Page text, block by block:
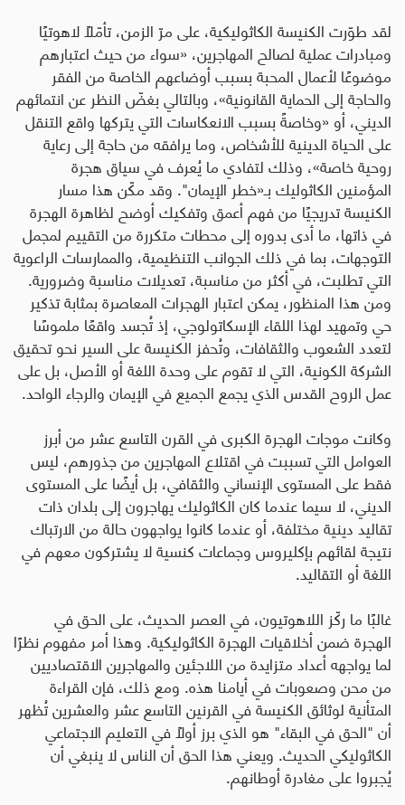
لقد طوّرت الكنيسة الكاثوليكية، على مرّ الزمن، تأمّلاً لاهوتيًا
ومبادرات عملية لصالح المهاجرين، «سواء من حيث اعتبارهم
موضوعًا لأعمال المحبة بسبب أوضاعهم الخاصة من الفقر
والحاجة إلى الحماية القانونية»، وبالتالي بغضّ النظر عن انتمائهم
الديني، أو «وخاصةً بسبب الانعكاسات التي يتركها واقع التنقل
على الحياة الدينية للأشخاص، وما يرافقه من حاجة إلى رعاية
روحية خاصة»، وذلك لتفادي ما يُعرف في سياق هجرة
المؤمنين الكاثوليك بـ«خطر الإيمان". وقد مكّن هذا مسار
الكنيسة تدريجيًا من فهم أعمق وتفكيك أوضح لظاهرة الهجرة
في ذاتها، ما أدى بدوره إلى محطات متكررة من التقييم لمجمل
التوجهات، بما في ذلك الجوانب التنظيمية، والممارسات الراعوية
التي تطلبت، في أكثر من مناسبة، تعديلات مناسبة وضرورية.
ومن هذا المنظور، يمكن اعتبار الهجرات المعاصرة بمثابة تذكير
حي وتمهيد لهذا اللقاء الإسكاتولوجي، إذ تُجسد واقعًا ملموسًا
لتعدد الشعوب والثقافات، وتُحفز الكنيسة على السير نحو تحقيق
الشركة الكونية، التي لا تقوم على وحدة اللغة أو الأصل، بل على
عمل الروح القدس الذي يجمع الجميع في الإيمان والرجاء الواحد.
وكانت موجات الهجرة الكبرى في القرن التاسع عشر من أبرز
العوامل التي تسببت في اقتلاع المهاجرين من جذورهم، ليس
فقط على المستوى الإنساني والثقافي، بل أيضًا على المستوى
الديني، لا سيما عندما كان الكاثوليك يهاجرون إلى بلدان ذات
تقاليد دينية مختلفة، أو عندما كانوا يواجهون حالة من الارتباك
نتيجة لقائهم بإكليروس وجماعات كنسية لا يشتركون معهم في
اللغة أو التقاليد.
غالبًا ما ركّز اللاهوتيون، في العصر الحديث، على الحق في
الهجرة ضمن أخلاقيات الهجرة الكاثوليكية. وهذا أمر مفهوم نظرًا
لما يواجهه أعداد متزايدة من اللاجئين والمهاجرين الاقتصاديين
من محن وصعوبات في أيامنا هذه. ومع ذلك، فإن القراءة
المتأنية لوثائق الكنيسة في القرنين التاسع عشر والعشرين تُظهر
أن"الحق في البقاء" هو الذي برز أولًا في التعليم الاجتماعي
الكاثوليكي الحديث. ويعني هذا الحق أن الناس لا ينبغي أن
يُجبروا على مغادرة أوطانهم.